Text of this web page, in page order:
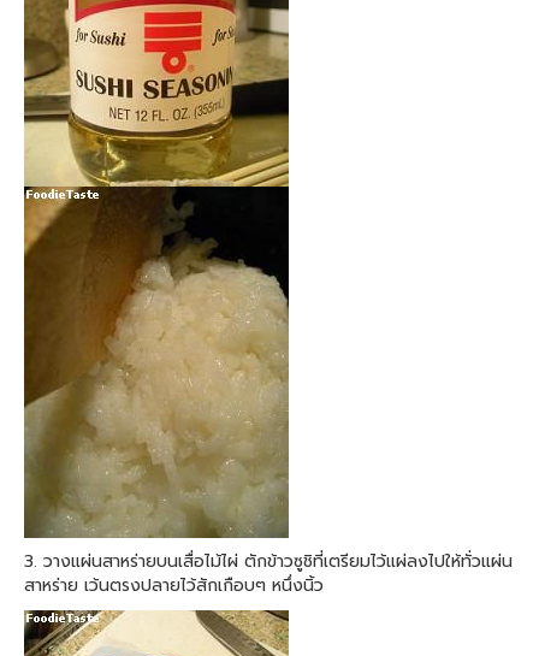
3. วางแผ่นสาหร่ายบนเสื่อไม้ไผ่ ตักข้าวซูชิที่เตรียมไว้แผ่ลงไปให้ทั่วแผ่น
สาหร่าย เว้นตรงปลายไว้สักเกือบๆ หนึ่งนิ้ว